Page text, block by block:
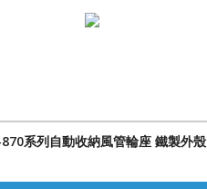
系列自動收納風管輪座 鐵製外殼